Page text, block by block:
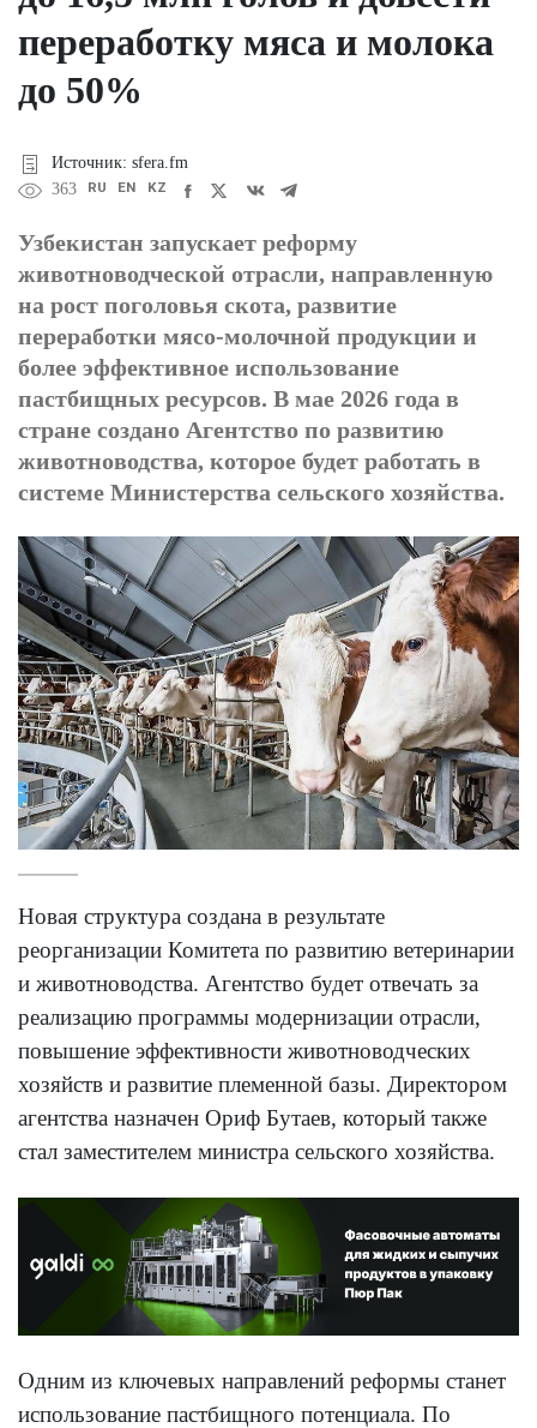
переработку мяса и молока
до 50%
Источник: sfera.fm
363
RU EN KZ
Узбекистан запускает реформу
животноводческой отрасли, направленную
на рост поголовья скота, развитие
переработки мясо-молочной продукции и
более эффективное использование
пастбищных ресурсов. В мае 2026 года в
стране создано Агентство по развитию
животноводства, которое будет работать в
системе Министерства сельского хозяйства.
Новая структура создана в результате
реорганизации Комитета по развитию ветеринарии
и животноводства. Агентство будет отвечать за
реализацию программы модернизации отрасли,
повышение эффективности животноводческих
хозяйств и развитие племенной базы. Директором
агентства назначен Ориф Бутаев, который также
стал заместителем министра сельского хозяйства.
Одним из ключевых направлений реформы станет
использование пастбищного потенциала. По